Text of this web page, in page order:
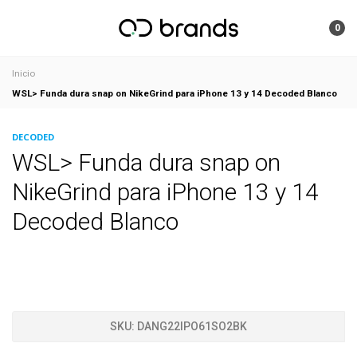
0
Inicio
WSL> Funda dura snap on NikeGrind para iPhone 13 y 14 Decoded Blanco
DECODED
WSL> Funda dura snap on
NikeGrind para iPhone 13 y 14
Decoded Blanco
SKU: DANG22IPO61SO2BK